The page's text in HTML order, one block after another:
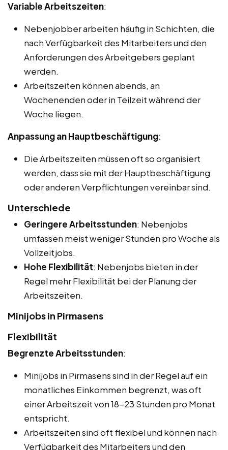
Variable Arbeitszeiten:
Nebenjobber arbeiten häufig in Schichten, die
nach Verfügbarkeit des Mitarbeiters und den
Anforderungen des Arbeitgebers geplant
werden.
Arbeitszeiten können abends, an
Wochenenden oder in Teilzeit während der
Woche liegen.
Anpassung an Hauptbeschäftigung:
Die Arbeitszeiten müssen oft so organisiert
werden, dass sie mit der Hauptbeschäftigung
oder anderen Verpflichtungen vereinbar sind.
Unterschiede
Geringere Arbeitsstunden: Nebenjobs
umfassen meist weniger Stunden pro Woche als
Vollzeitjobs.
Hohe Flexibilität: Nebenjobs bieten in der
Regel mehr Flexibilität bei der Planung der
Arbeitszeiten.
Minijobs in Pirmasens
Flexibilität
Begrenzte Arbeitsstunden:
Minijobs in Pirmasens sind in der Regel auf ein
monatliches Einkommen begrenzt, was oft
einer Arbeitszeit von 18-23 Stunden pro Monat
entspricht.
Arbeitszeiten sind oft flexibel und können nach
Verfügbarkeit des Mitarbeiters und den